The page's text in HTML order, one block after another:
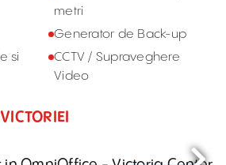
metri
Generator de Back-up
si
CCTV / Supraveghere
Video
VICTORIEI